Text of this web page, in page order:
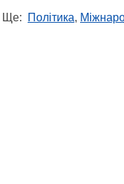
Ще: Політика,